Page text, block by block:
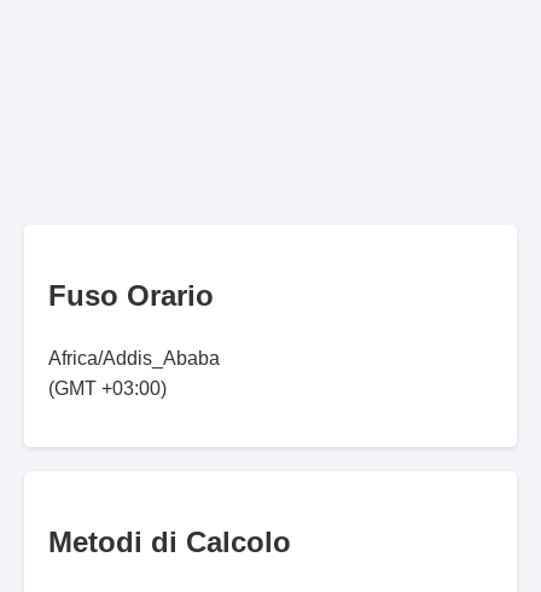
Fuso Orario
Africa/Addis_Ababa
(GMT +03:00)
Metodi di Calcolo